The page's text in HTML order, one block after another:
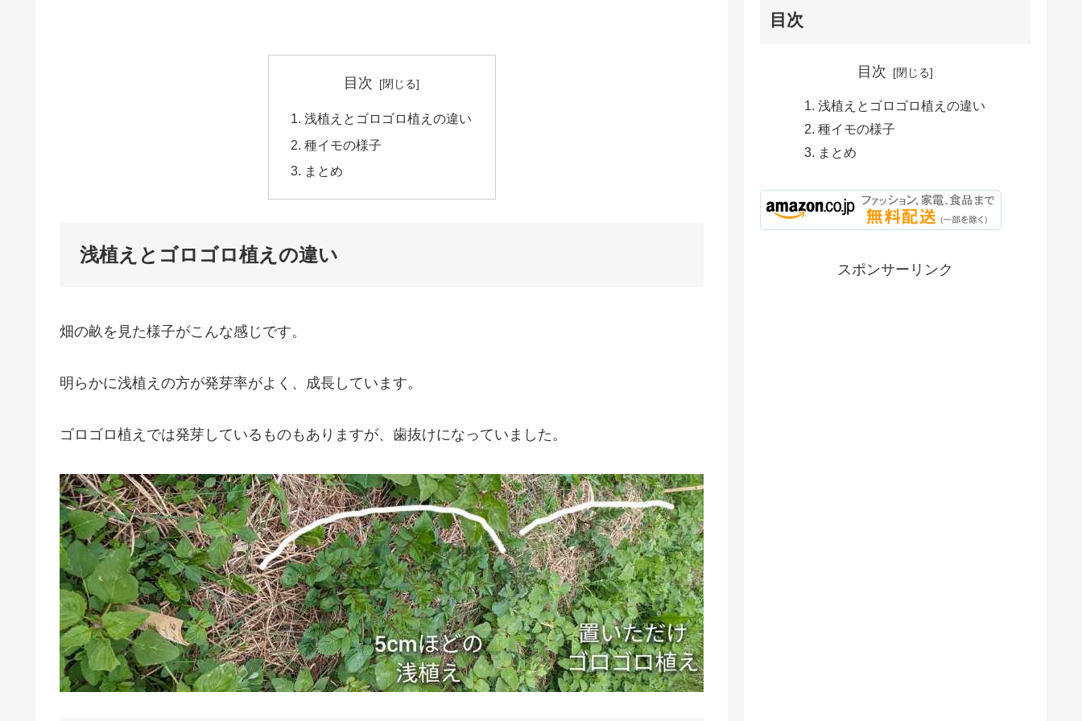
目次
浅植えとゴロゴロ植えの違い
種イモの様子
まとめ
浅植えとゴロゴロ植えの違い
畑の畝を見た様子がこんな感じです。
明らかに浅植えの方が発芽率がよく、成長しています。
ゴロゴロ植えでは発芽しているものもありますが、歯抜けになっていました。
目次
目次
浅植えとゴロゴロ植えの違い
種イモの様子
まとめ
スポンサーリンク